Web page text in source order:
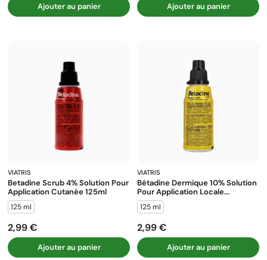
Ajouter au panier Ajouter au panier
VIATRIS
Betadine Scrub 4% Solution Pour
Application Cutanée 125ml
125 ml
Prix
2,99 €
Ajouter au panier
VIATRIS
Bétadine Dermique 10% Solution
Pour Application Locale...
125 ml
Prix
2,99 €
Ajouter au panier